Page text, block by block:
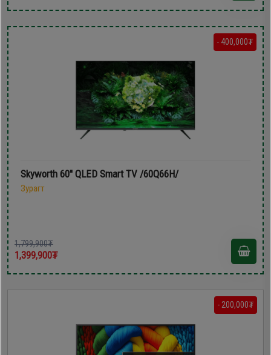
- 400,000₮
Skyworth 60'' QLED Smart TV /60Q66H/
Зурагт
1,799,900₮
1,399,900₮
- 200,000₮